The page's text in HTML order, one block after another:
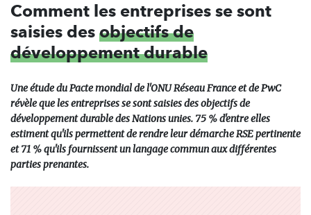
Comment les entreprises se sont
saisies des objectifs de
développement durable
Une étude du Pacte mondial de l'ONU Réseau France et de PwC
révèle que les entreprises se sont saisies des objectifs de
développement durable des Nations unies. 75 % d'entre elles
estiment qu'ils permettent de rendre leur démarche RSE pertinente
et 71 % qu'ils fournissent un langage commun aux différentes
parties prenantes.